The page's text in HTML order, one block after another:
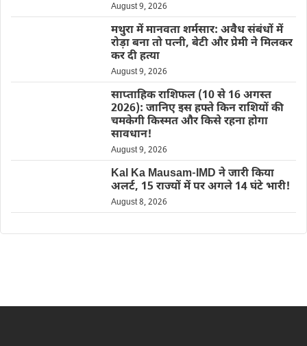
August 9, 2026
मथुरा में मानवता शर्मसार: अवैध संबंधों में
रोड़ा बना तो पत्नी, बेटी और प्रेमी ने मिलकर
कर दी हत्या
August 9, 2026
साप्ताहिक राशिफल (10 से 16 अगस्त
2026): जानिए इस हफ्ते किन राशियों की
चमकेगी किस्मत और किसे रहना होगा
सावधान!
August 9, 2026
Kal Ka Mausam-IMD ने जारी किया
अलर्ट, 15 राज्यों में पर अगले 14 घंटे भारी!
August 8, 2026